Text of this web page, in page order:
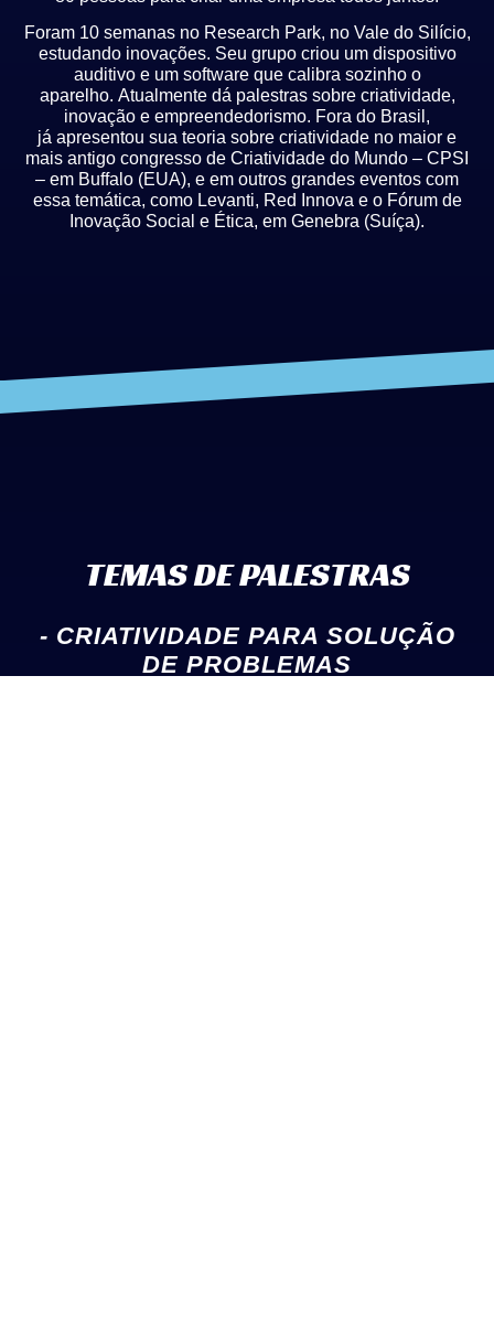
Foram 10 semanas no Research Park, no Vale do Silício,
estudando inovações. Seu grupo criou um dispositivo
auditivo e um software que calibra sozinho o
aparelho. Atualmente dá palestras sobre criatividade,
inovação e empreendedorismo. Fora do Brasil,
já apresentou sua teoria sobre criatividade no maior e
mais antigo congresso de Criatividade do Mundo – CPSI
– em Buffalo (EUA), e em outros grandes eventos com
essa temática, como Levanti, Red Innova e o Fórum de
Inovação Social e Ética, em Genebra (Suíça).
TEMAS DE PALESTRAS
- CRIATIVIDADE PARA SOLUÇÃO
DE PROBLEMAS